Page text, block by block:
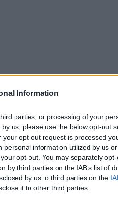
Information
parties, or processing of your
us, please use the below opt-out
opt-out request is processed
information utilized by us
opt-out. You may separately
by third parties on the IAB’s list of
by us to third parties on the
it to other third parties.